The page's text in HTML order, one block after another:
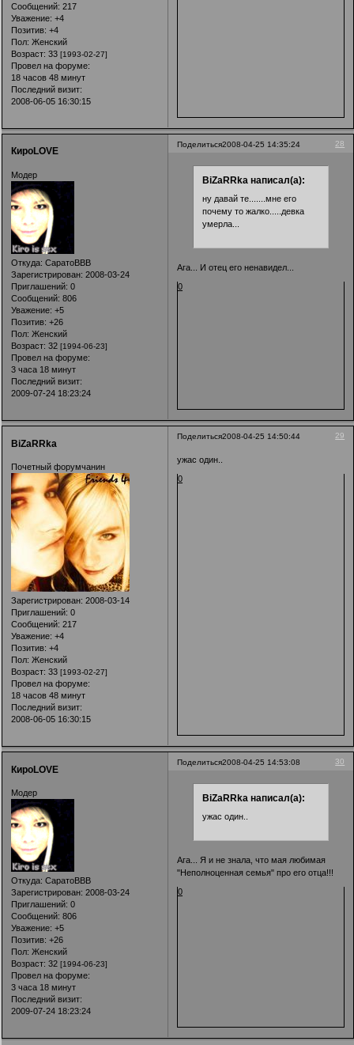
Сообщений: 217
Уважение: +4
Позитив: +4
Пол: Женский
Возраст: 33 [1993-02-27]
Провел на форуме:
18 часов 48 минут
Последний визит:
2008-06-05 16:30:15
Поделиться 28
2008-04-25 14:35:24
КироLOVE
Модер
Откуда: СаратоВВВ
Зарегистрирован: 2008-03-24
Приглашений: 0
Сообщений: 806
Уважение: +5
Позитив: +26
Пол: Женский
Возраст: 32 [1994-06-23]
Провел на форуме:
3 часа 18 минут
Последний визит:
2009-07-24 18:23:24
BiZaRRka написал(а):
ну давай те.......мне его
почему то жалко.....девка
умерла...
Ага... И отец его ненавидел...
0
Поделиться 29
2008-04-25 14:50:44
BiZaRRka
Почетный форумчанин
Зарегистрирован: 2008-03-14
Приглашений: 0
Сообщений: 217
Уважение: +4
Позитив: +4
Пол: Женский
Возраст: 33 [1993-02-27]
Провел на форуме:
18 часов 48 минут
Последний визит:
2008-06-05 16:30:15
ужас один..
0
Поделиться 30
2008-04-25 14:53:08
КироLOVE
Модер
Откуда: СаратоВВВ
Зарегистрирован: 2008-03-24
Приглашений: 0
Сообщений: 806
Уважение: +5
Позитив: +26
Пол: Женский
Возраст: 32 [1994-06-23]
Провел на форуме:
3 часа 18 минут
Последний визит:
2009-07-24 18:23:24
BiZaRRka написал(а):
ужас один..
Ага... Я и не знала, что мая любимая
"Неполноценная семья" про его отца!!!
0